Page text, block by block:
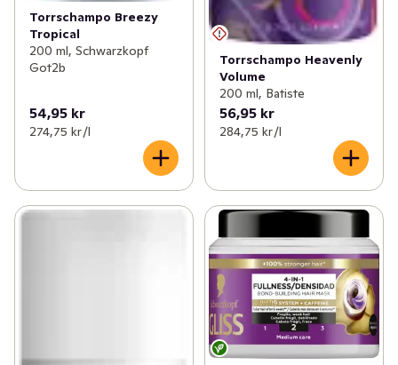
Torrschampo Breezy
Tropical
200 ml, Schwarzkopf
Got2b
54,95 kr
274,75 kr /l
Torrschampo Heavenly
Volume
200 ml, Batiste
56,95 kr
284,75 kr /l